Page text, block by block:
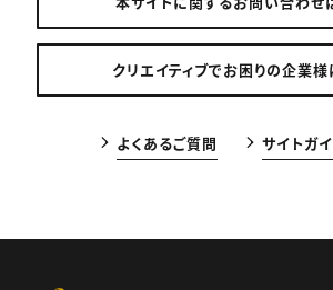
クリエイティブでお困りの企業様
よくあるご質問 サイトガ